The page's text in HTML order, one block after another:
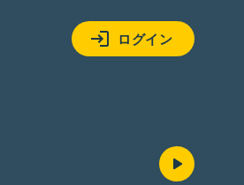
ログイン